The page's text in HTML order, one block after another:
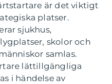
är det viktigt
platser.
sjukhus,
skolor och
samlas.
lättillgängliga
i händelse av